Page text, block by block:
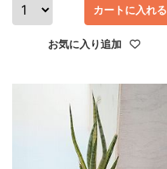
お気に入り追加
カートに入れる